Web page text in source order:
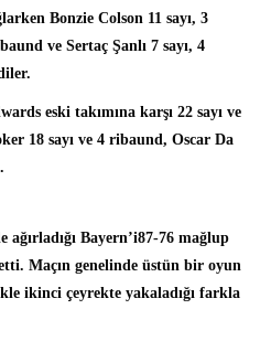
Bonzie Colson 11 sayı, 3
ve Sertaç Şanlı 7 sayı, 4
eski takımına karşı 22 sayı ve
18 sayı ve 4 ribaund, Oscar Da
ağırladığı Bayern’i87-76 mağlup
Maçın genelinde üstün bir oyun
ikinci çeyrekte yakaladığı farkla